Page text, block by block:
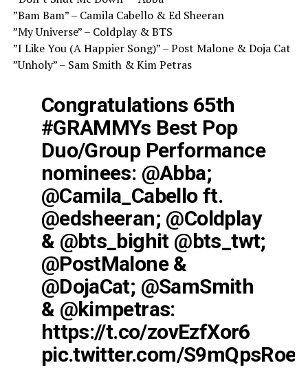
”Bam Bam” – Camila Cabello & Ed Sheeran
”My Universe” – Coldplay & BTS
”I Like You (A Happier Song)” – Post Malone & Doja Cat
”Unholy” – Sam Smith & Kim Petras
Congratulations 65th
#GRAMMYs Best Pop
Duo/Group Performance
nominees: @Abba;
@Camila_Cabelloft.
@edsheeran; @Coldplay
& @bts_bighit @bts_twt;
@PostMalone&
@DojaCat; @SamSmith
& @kimpetras:
https://t.co/zovEzfXor6
pic.twitter.com/S9mQpsRoef